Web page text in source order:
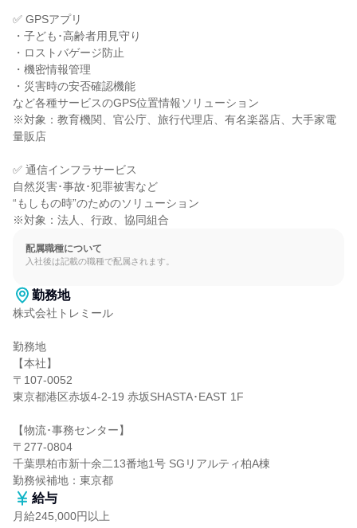
✅ GPSアプリ
・子ども･高齢者用見守り
・ロストバゲージ防止
・機密情報管理
・災害時の安否確認機能
など各種サービスのGPS位置情報ソリューション
※対象：教育機関、官公庁、旅行代理店、有名楽器店、大手家電
量販店
✅ 通信インフラサービス
自然災害･事故･犯罪被害など
“もしもの時”のためのソリューション
※対象：法人、行政、協同組合
配属職種について
入社後は記載の職種で配属されます。
勤務地
株式会社トレミール
勤務地
【本社】
〒107-0052
東京都港区赤坂4-2-19 赤坂SHASTA･EAST 1F
【物流･事務センター】
〒277-0804
千葉県柏市新十余二13番地1号 SGリアルティ柏A棟
勤務候補地：東京都
給与
月給245,000円以上